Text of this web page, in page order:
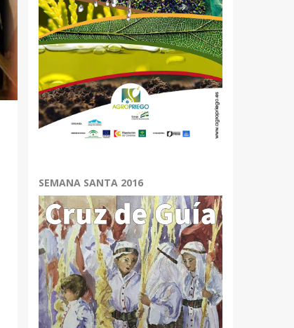
SEMANA SANTA 2016